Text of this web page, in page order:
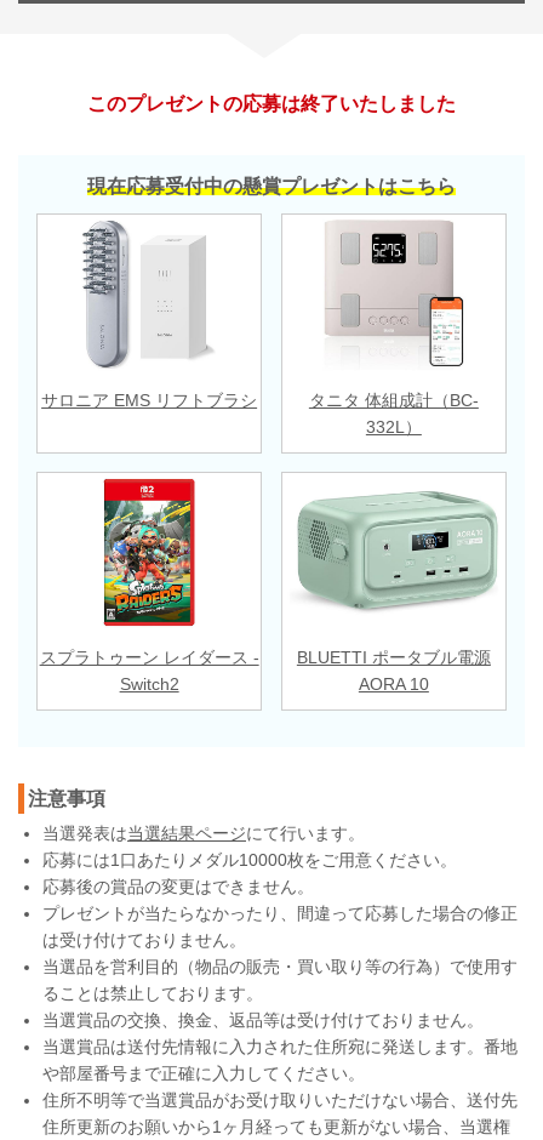
このプレゼントの応募は終了いたしました
現在応募受付中の懸賞プレゼントはこちら
サロニア EMS リフトブラシ
タニタ 体組成計（BC-
332L）
スプラトゥーン レイダース -
Switch2
BLUETTI ポータブル電源
AORA 10
注意事項
当選発表は当選結果ページにて行います。
応募には1口あたりメダル10000枚をご用意ください。
応募後の賞品の変更はできません。
プレゼントが当たらなかったり、間違って応募した場合の修正
は受け付けておりません。
当選品を営利目的（物品の販売・買い取り等の行為）で使用す
ることは禁止しております。
当選賞品の交換、換金、返品等は受け付けておりません。
当選賞品は送付先情報に入力された住所宛に発送します。番地
や部屋番号まで正確に入力してください。
住所不明等で当選賞品がお受け取りいただけない場合、送付先
住所更新のお願いから1ヶ月経っても更新がない場合、当選権